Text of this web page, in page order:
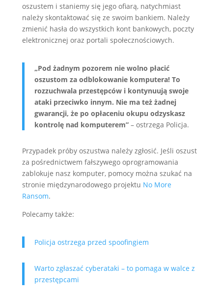
oszustem i staniemy się jego ofiarą, natychmiast
należy skontaktować się ze swoim bankiem. Należy
zmienić hasła do wszystkich kont bankowych, poczty
elektronicznej oraz portali społecznościowych.
„Pod żadnym pozorem nie wolno płacić
oszustom za odblokowanie komputera! To
rozzuchwala przestępców i kontynuują swoje
ataki przeciwko innym. Nie ma też żadnej
gwarancji, że po opłaceniu okupu odzyskasz
kontrolę nad komputerem”– ostrzega Policja.
Przypadek próby oszustwa należy zgłosić. Jeśli oszust
za pośrednictwem fałszywego oprogramowania
zablokuje nasz komputer, pomocy można szukać na
stronie międzynarodowego projektu No More
Ransom.
Polecamy także:
Policja ostrzega przed spoofingiem
Warto zgłaszać cyberataki – to pomaga w walce z
przestępcami